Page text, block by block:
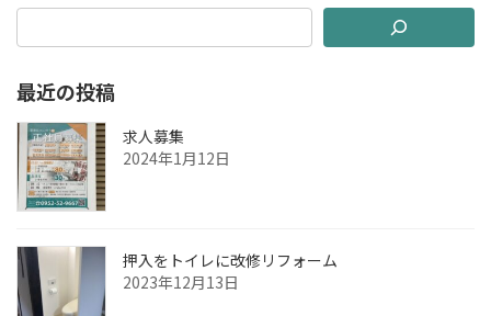
最近の投稿
求人募集
2024年1月12日
押入をトイレに改修リフォーム
2023年12月13日